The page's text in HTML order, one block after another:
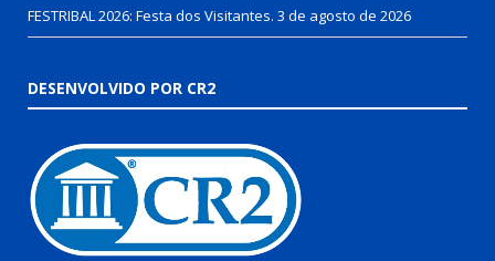
FESTRIBAL 2026: Festa dos Visitantes. 3 de agosto de 2026
DESENVOLVIDO POR CR2